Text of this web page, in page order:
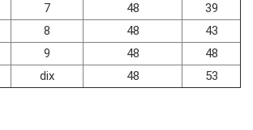
7 48
39
8 48
43
9 48
48
dix 48 53